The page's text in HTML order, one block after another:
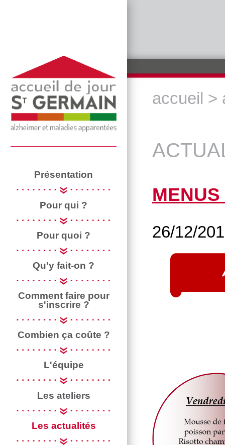
Présentation
Pour qui ?
Pour quoi ?
Qu'y fait-on ?
Comment faire pour
s'inscrire ?
Combien ça coûte ?
L'équipe
Les ateliers
Les actualités
VOUS
accueil >
26/12/